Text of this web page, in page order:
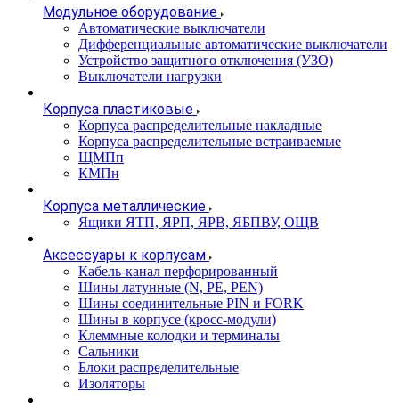
Модульное оборудование
Автоматические выключатели
Дифференциальные автоматические выключатели
Устройство защитного отключения (УЗО)
Выключатели нагрузки
Корпуса пластиковые
Корпуса распределительные накладные
Корпуса распределительные встраиваемые
ЩМПп
КМПн
Корпуса металлические
Ящики ЯТП, ЯРП, ЯРВ, ЯБПВУ, ОЩВ
Аксессуары к корпусам
Кабель-канал перфорированный
Шины латунные (N, PE, PEN)
Шины соединительные PIN и FORK
Шины в корпусе (кросс-модули)
Клеммные колодки и терминалы
Сальники
Блоки распределительные
Изоляторы